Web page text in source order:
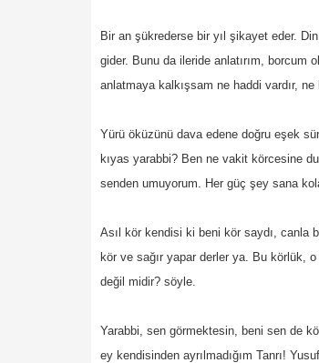
Bir an şükrederse bir yıl şikayet eder.
gider. Bunu da ileride anlatırım, borcum
anlatmaya kalkışsam ne haddi vardır, ne
Yürü öküzünü dava edene doğru eşek
kıyas yarabbi? Ben ne vakit körcesine
senden umuyorum. Her güç şey sana
Asıl kör kendisi ki beni kör saydı, canla
kör ve sağır yapar derler ya. Bu körlük,
değil midir? söyle.
Yarabbi, sen görmektesin, beni sen de
ey kendisinden ayrılmadığım Tanrı!